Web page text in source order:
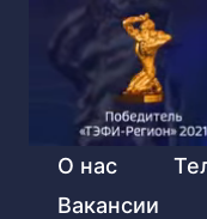
О нас
Вакансии